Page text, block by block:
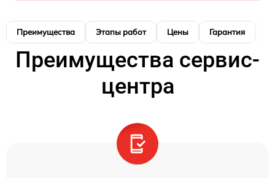
Преимущества Этапы работ Цены Гарантия
Преимущества сервис-
центра